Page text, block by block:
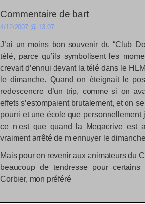
Commentaire de bart
4/12/2007 @ 13:07
J’ai un moins bon souvenir du “Club
télé, parce qu’ils symbolisent les
crevait d’ennui devant la télé dans le
le dimanche. Quand on éteignait le
redescendre d’un trip, comme si on
effets s’estompaient brutalement, et on
pourri et une école que personnellement
ce n’est que quand la Megadrive est
vraiment arrêté de m’ennuyer le
Mais pour en revenir aux animateurs du
beaucoup de tendresse pour
Corbier, mon préféré.